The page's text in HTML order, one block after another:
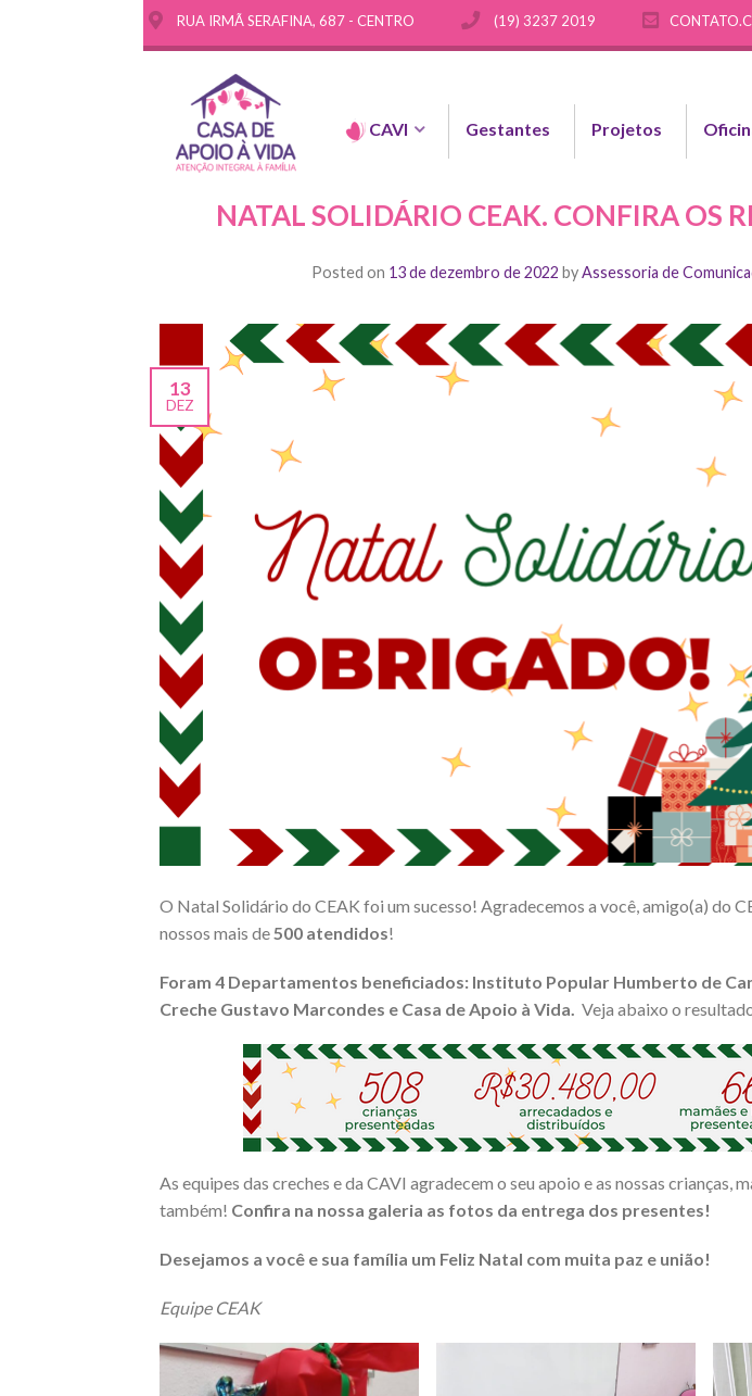
RUA IRMÃ SERAFINA, 687 - CENTRO (19) 3237 2019
CAVI Gestantes Projetos
NATAL SOLIDÁRIO CEAK. CONFIRA OS
Posted on 13 de dezembro de 2022 byAssessoria de
13
DEZ
O Natal Solidário do CEAK foi um sucesso! Agradecemos a você, amigo(a) do
nossos mais de500 atendidos!
Foram 4 Departamentos beneficiados: Instituto Popular Humberto de
Creche Gustavo Marcondes e Casa de Apoio à Vida. Veja abaixo o
As equipes das creches e da CAVI agradecem o seu apoio e as nossas crianças,
também! Confira na nossa galeria as fotos da entrega dos presentes!
Desejamos a você e sua família um Feliz Natal com muita paz e união!
Equipe CEAK